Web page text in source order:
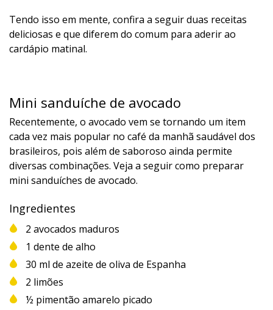
Tendo isso em mente, confira a seguir duas receitas
deliciosas e que diferem do comum para aderir ao
cardápio matinal.
Mini sanduíche de avocado
Recentemente, o avocado vem se tornando um item
cada vez mais popular no café da manhã saudável dos
brasileiros, pois além de saboroso ainda permite
diversas combinações. Veja a seguir como preparar
mini sanduíches de avocado.
Ingredientes
2 avocados maduros
1 dente de alho
30 ml de azeite de oliva de Espanha
2 limões
½ pimentão amarelo picado